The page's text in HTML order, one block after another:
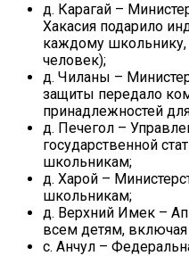
д. Карагай –
Хакасия подарило
каждому школьнику,
человек);
д. Чиланы –
защиты передало
принадлежностей
д. Печегол –
государственной
школьникам;
д. Харой –
школьникам;
д. Верхний Имек –
всем детям,
с. Анчул –